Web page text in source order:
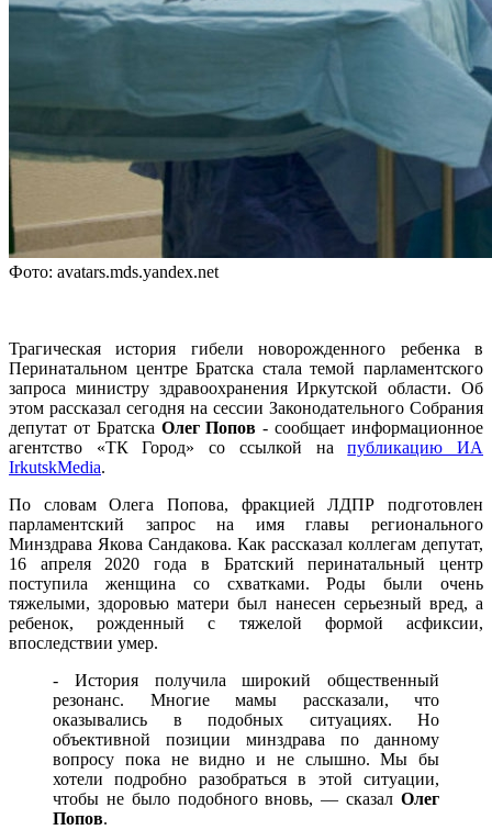
Фото: avatars.mds.yandex.net
Трагическая история гибели новорожденного ребенка в
Перинатальном центре Братска стала темой парламентского
запроса министру здравоохранения Иркутской области. Об
этом рассказал сегодня на сессии Законодательного Собрания
депутат от Братска Олег Попов- сообщает информационное
агентство «ТК Город» со ссылкой напубликацию ИА
IrkutskMedia.
По словам Олега Попова, фракцией ЛДПР подготовлен
парламентский запрос на имя главы регионального
Минздрава Якова Сандакова. Как рассказал коллегам депутат,
16 апреля 2020 года в Братский перинатальный центр
поступила женщина со схватками. Роды были очень
тяжелыми, здоровью матери был нанесен серьезный вред, а
ребенок, рожденный с тяжелой формой асфиксии,
впоследствии умер.
- История получила широкий общественный
резонанс. Многие мамы рассказали, что
оказывались в подобных ситуациях. Но
объективной позиции минздрава по данному
вопросу пока не видно и не слышно. Мы бы
хотели подробно разобраться в этой ситуации,
чтобы не было подобного вновь, — сказал Олег
Попов.